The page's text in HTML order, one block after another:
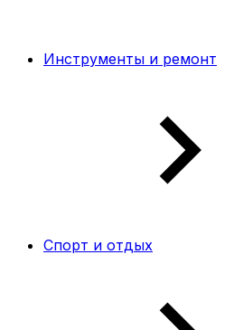
Инструменты и ремонт
Спорт и отдых